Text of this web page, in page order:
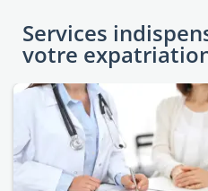
Services
votre